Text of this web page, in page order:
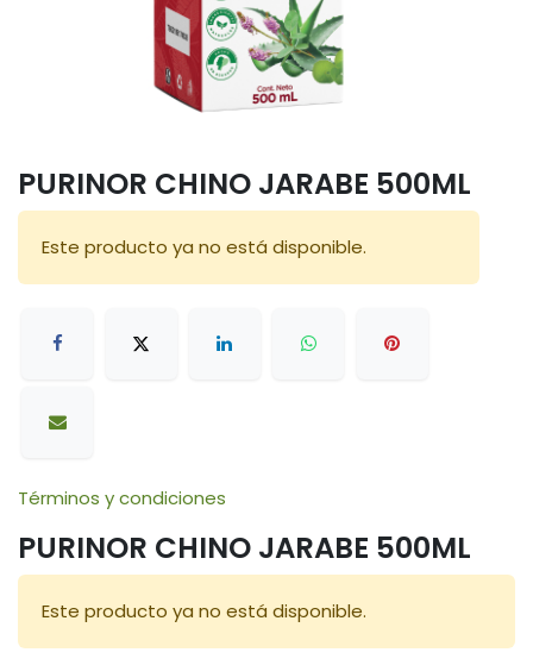
PURINOR CHINO JARABE 500ML
Este producto ya no está disponible.
Términos y condiciones
PURINOR CHINO JARABE 500ML
Este producto ya no está disponible.